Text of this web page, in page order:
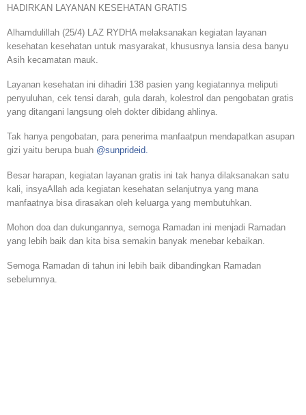
HADIRKAN LAYANAN KESEHATAN GRATIS
Alhamdulillah (25/4) LAZ RYDHA melaksanakan kegiatan layanan
kesehatan kesehatan untuk masyarakat, khususnya lansia desa banyu
Asih kecamatan mauk.
Layanan kesehatan ini dihadiri 138 pasien yang kegiatannya meliputi
penyuluhan, cek tensi darah, gula darah, kolestrol dan pengobatan gratis
yang ditangani langsung oleh dokter dibidang ahlinya.
Tak hanya pengobatan, para penerima manfaatpun mendapatkan asupan
gizi yaitu berupa buah @sunprideid.
Besar harapan, kegiatan layanan gratis ini tak hanya dilaksanakan satu
kali, insyaAllah ada kegiatan kesehatan selanjutnya yang mana
manfaatnya bisa dirasakan oleh keluarga yang membutuhkan.
Mohon doa dan dukungannya, semoga Ramadan ini menjadi Ramadan
yang lebih baik dan kita bisa semakin banyak menebar kebaikan.
Semoga Ramadan di tahun ini lebih baik dibandingkan Ramadan
sebelumnya.